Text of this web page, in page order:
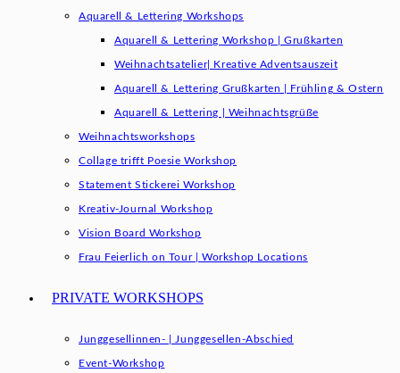
Aquarell & Lettering Workshops
Aquarell & Lettering Workshop | Grußkarten
Weihnachtsatelier| Kreative Adventsauszeit
Aquarell & Lettering Grußkarten | Frühling & Ostern
Aquarell & Lettering | Weihnachtsgrüße​
Weihnachtsworkshops
Collage trifft Poesie Workshop
Statement Stickerei Workshop
Kreativ-Journal Workshop
Vision Board Workshop
Frau Feierlich on Tour | Workshop Locations
PRIVATE WORKSHOPS
Junggesellinnen- | Junggesellen-Abschied
Event-Workshop